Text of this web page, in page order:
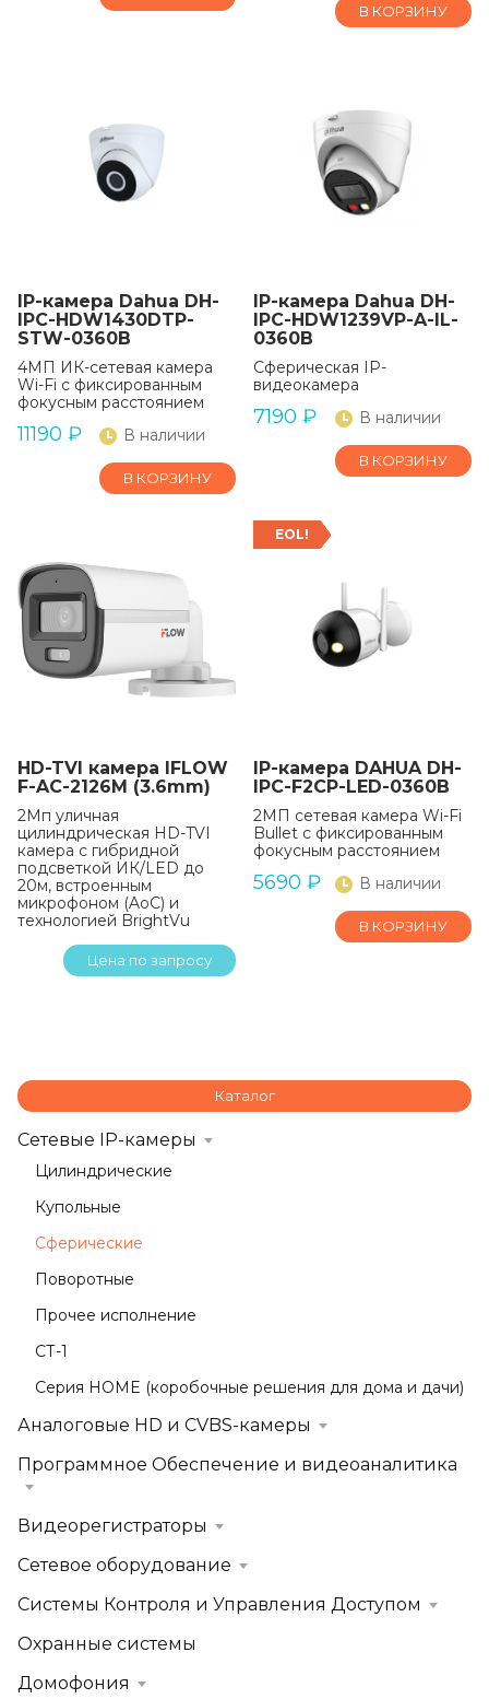
В КОРЗИНУ
IP-камера Dahua DH-
IPC-HDW1430DTP-
STW-0360B
4МП ИК-сетевая камера
Wi-Fi с фиксированным
фокусным расстоянием
11190 ₽ В наличии
В КОРЗИНУ
IP-камера Dahua DH-
IPC-HDW1239VP-A-IL-
0360B
Сферическая IP-
видеокамера
7190 ₽ В наличии
В КОРЗИНУ
HD-TVI камера IFLOW
F-AC-2126M (3.6mm)
2Мп уличная
цилиндрическая HD-TVI
камера с гибридной
подсветкой ИК/LED до
20м, встроенным
микрофоном (AoC) и
технологией BrightVu
Цена по запросу
EOL!
IP-камера DAHUA DH-
IPC-F2CP-LED-0360B
2МП сетевая камера Wi-Fi
Bullet с фиксированным
фокусным расстоянием
5690 ₽ В наличии
В КОРЗИНУ
Каталог
Сетевые IP-камеры
Цилиндрические
Купольные
Сферические
Поворотные
Прочее исполнение
СТ-1
Серия HOME (коробочные решения для дома и дачи)
Аналоговые HD и CVBS-камеры
Программное Обеспечение и видеоаналитика
Видеорегистраторы
Сетевое оборудование
Системы Контроля и Управления Доступом
Охранные системы
Домофония